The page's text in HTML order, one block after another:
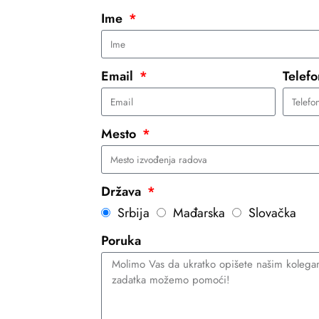
Ime
Email
Mesto
Država
Srbija
Mađarska
Slovačka
Poruka